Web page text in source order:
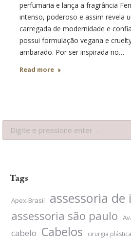
perfumaria e lança a fragrância
intenso, poderoso e assim revela
carregada de modernidade e
possui formulação vegana e
ambarado. Por ser inspirada no…
Read more
Search:
Tags
Apex-Brasil assessoria de
assessoria são paulo
cabelo Cabelos cirurgia plástica